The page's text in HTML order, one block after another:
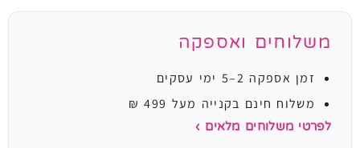
משלוחים ואספקה
זמן אספקה 2–5 ימי עסקים
משלוח חינם בקנייה מעל 499 ₪
לפרטי משלוחים מלאים ›